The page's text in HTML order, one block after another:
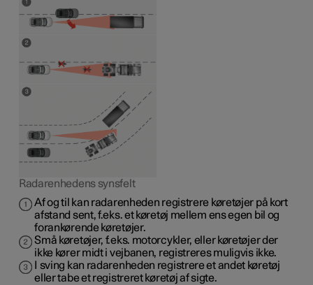
Radarenhedens synsfelt
Af og til kan radarenheden registrere køretøjer på kort
afstand sent, f.eks. et køretøj mellem ens egen bil og
forankørende køretøjer.
Små køretøjer, f.eks. motorcykler, eller køretøjer der
ikke kører midt i vejbanen, registreres muligvis ikke.
I sving kan radarenheden registrere et andet køretøj
eller tabe et registreret køretøj af sigte.